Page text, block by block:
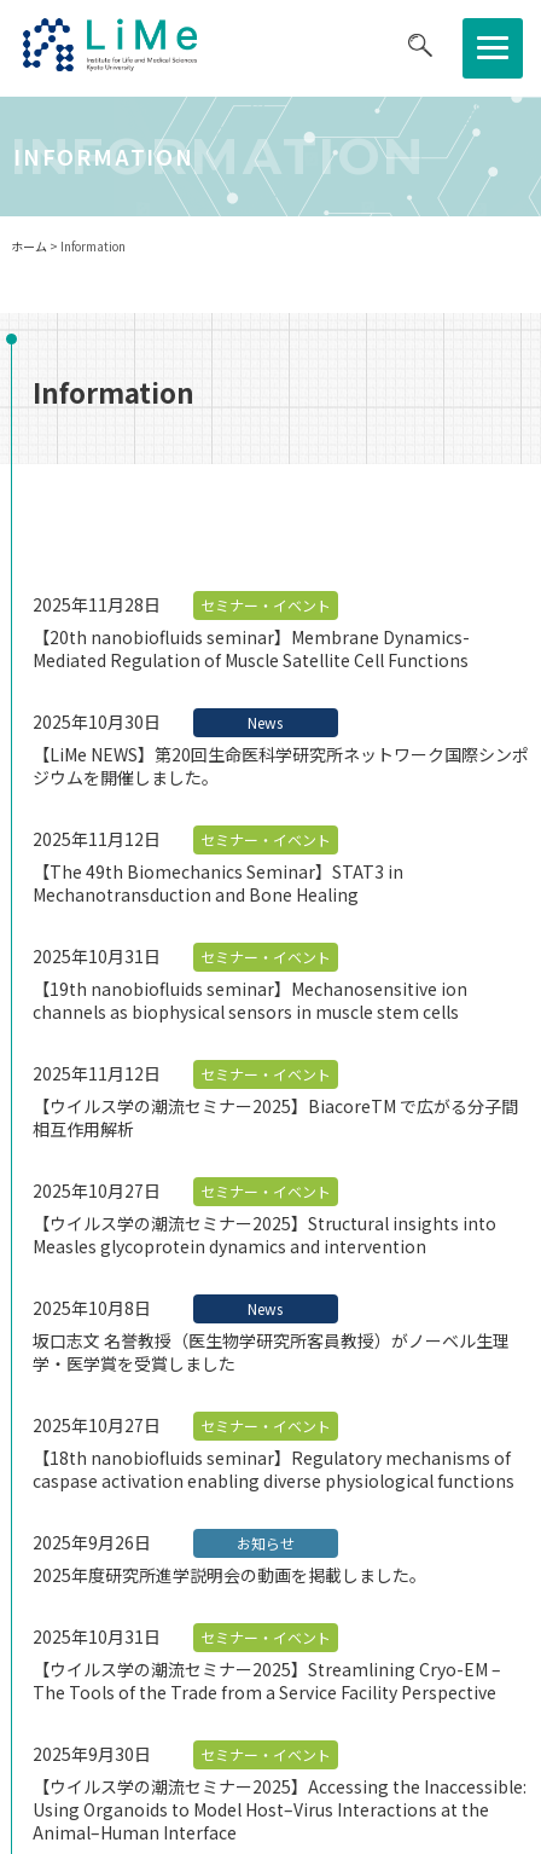
医生研について
ご支援のお願い アクセス
INFORMATION
INFORMATION
ホーム> Information
Information
2025年11月28日 セミナー・イベント
【20th nanobiofluids seminar】Membrane Dynamics-
Mediated Regulation of Muscle Satellite Cell Functions
2025年10月30日 News
【LiMe NEWS】第20回生命医科学研究所ネットワーク国際シンポ
ジウムを開催しました。
2025年11月12日 セミナー・イベント
【The 49th Biomechanics Seminar】STAT3 in
Mechanotransduction and Bone Healing
2025年10月31日 セミナー・イベント
【19th nanobiofluids seminar】Mechanosensitive ion
channels as biophysical sensors in muscle stem cells
2025年11月12日 セミナー・イベント
【ウイルス学の潮流セミナー2025】BiacoreTM で広がる分⼦間
相互作⽤解析
2025年10月27日 セミナー・イベント
【ウイルス学の潮流セミナー2025】Structural insights into
Measles glycoprotein dynamics and intervention
2025年10月8日 News
坂口志文 名誉教授（医生物学研究所客員教授）がノーベル生理
学・医学賞を受賞しました
2025年10月27日 セミナー・イベント
【18th nanobiofluids seminar】Regulatory mechanisms of
caspase activation enabling diverse physiological functions
2025年9月26日 お知らせ
2025年度研究所進学説明会の動画を掲載しました。
2025年10月31日 セミナー・イベント
【ウイルス学の潮流セミナー2025】Streamlining Cryo-EM –
The Tools of the Trade from a Service Facility Perspective
2025年9月30日 セミナー・イベント
【ウイルス学の潮流セミナー2025】Accessing the Inaccessible:
Using Organoids to Model Host–Virus Interactions at the
Animal–Human Interface